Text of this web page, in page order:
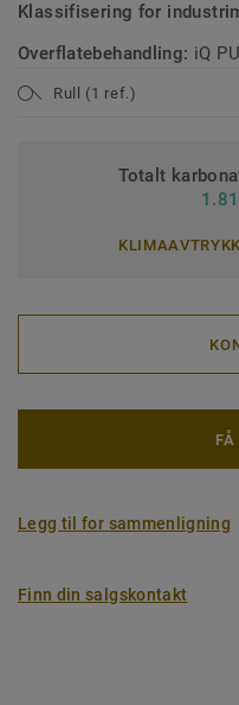
Klassifisering for
Overflatebehandling: iQ
Rull (1 ref.)
Totalt
FÅ
Legg til for sammenligning
Finn din salgskontakt